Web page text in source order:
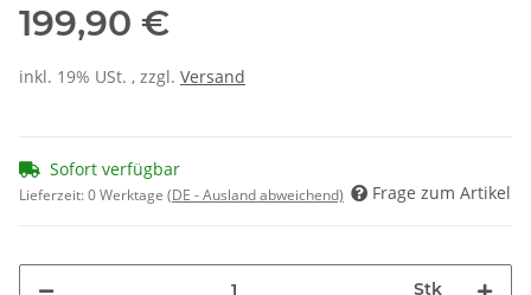
199,90 €
inkl. 19% USt. , zzgl. Versand
Sofort verfügbar
Lieferzeit:0 Werktage (DE - Ausland abweichend) Frage zum Artikel
Stk